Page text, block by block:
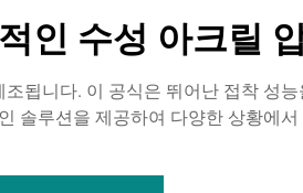
인 수성 아크릴
됩니다. 이 공식은 뛰어난 접착 성
솔루션을 제공하여 다양한 상황에